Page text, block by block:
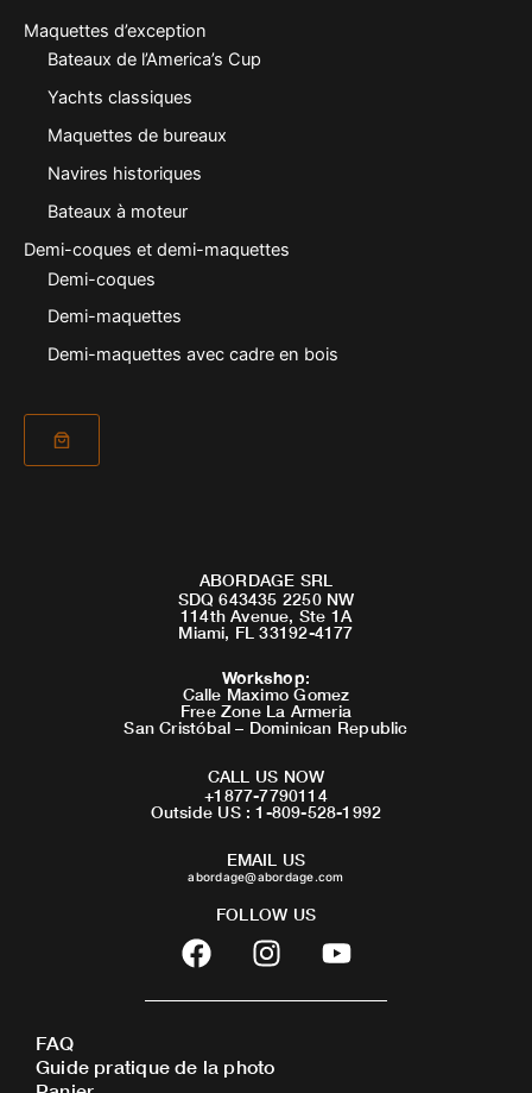
Maquettes d’exception
Bateaux de l’America’s Cup
Yachts classiques
Maquettes de bureaux
Navires historiques
Bateaux à moteur
Demi-coques et demi-maquettes
Demi-coques
Demi-maquettes
Demi-maquettes avec cadre en bois
ABORDAGE SRL
SDQ 643435 2250 NW
114th Avenue, Ste 1A
Miami, FL 33192-4177
Workshop:
Calle Maximo Gomez
Free Zone La Armeria
San Cristóbal – Dominican Republic
CALL US NOW
+1877-7790114
Outside US : 1-809-528-1992
EMAIL US
abordage@abordage.com
FOLLOW US
F
a
c
b
o
I
n
s
a
g
Y
o
u
FAQ
Guide pratique de la photo